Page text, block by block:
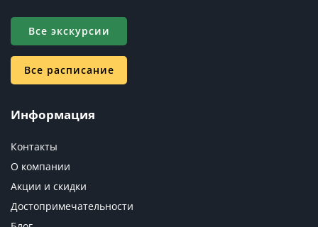
Все экскурсии
Все расписание
Информация
Контакты
О компании
Акции и скидки
Достопримечательности